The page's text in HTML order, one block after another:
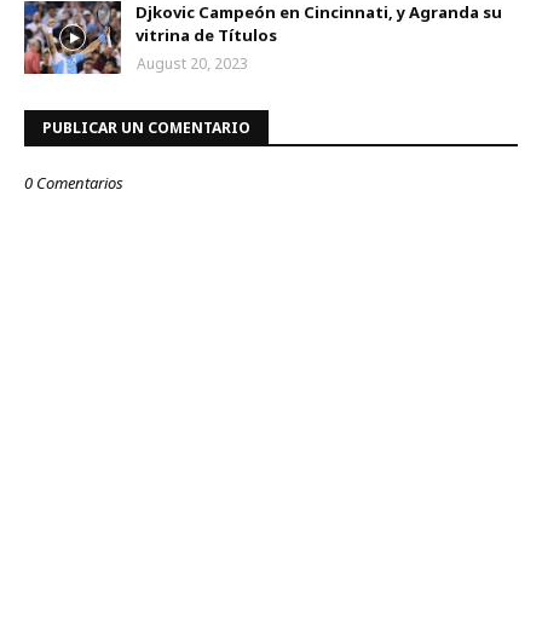
Djkovic Campeón en Cincinnati, y Agranda su
vitrina de Títulos
August 20, 2023
PUBLICAR UN COMENTARIO
0 Comentarios